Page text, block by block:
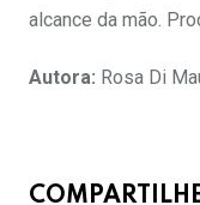
alcance da mão.
Autora: Rosa Di